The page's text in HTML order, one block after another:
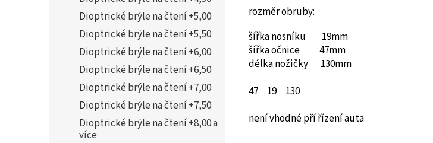
Dioptrické brýle na čtení +5,00
Dioptrické brýle na čtení +5,50
Dioptrické brýle na čtení +6,00
Dioptrické brýle na čtení +6,50
Dioptrické brýle na čtení +7,00
Dioptrické brýle na čtení +7,50
Dioptrické brýle na čtení +8,00 a
více
rozměr obruby:
šířka nosníku 19mm
šířka očnice 47mm
délka nožičky 130mm
47
19130
není vhodné pří řízení auta